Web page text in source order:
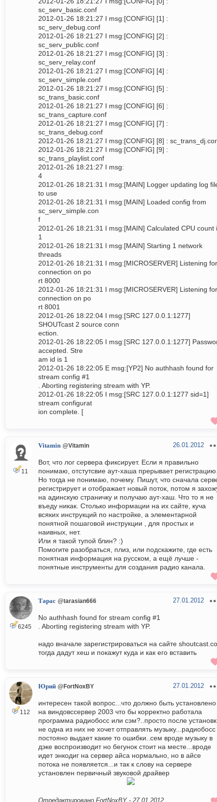
sc_serv_basic.conf
2012-01-26 18:21:27 I msg:[CONFIG] [1] :
sc_serv_debug.conf
2012-01-26 18:21:27 I msg:[CONFIG] [2] :
sc_serv_public.conf
2012-01-26 18:21:27 I msg:[CONFIG] [3] :
sc_serv_relay.conf
2012-01-26 18:21:27 I msg:[CONFIG] [4] :
sc_serv_simple.conf
2012-01-26 18:21:27 I msg:[CONFIG] [5] :
sc_trans_basic.conf
2012-01-26 18:21:27 I msg:[CONFIG] [6] :
sc_trans_capture.conf
2012-01-26 18:21:27 I msg:[CONFIG] [7] :
sc_trans_debug.conf
2012-01-26 18:21:27 I msg:[CONFIG] [8] :
2012-01-26 18:21:27 I msg:[CONFIG] [9] :
sc_trans_playlist.conf
2012-01-26 18:21:27 I msg:
4
2012-01-26 18:21:31 I msg:[MAIN] Logger updating log
to use
2012-01-26 18:21:31 I msg:[MAIN] Loaded config from
sc_serv_simple.con
f
2012-01-26 18:21:31 I msg:[MAIN] Calculated CPU count
1
2012-01-26 18:21:31 I msg:[MAIN] Starting 1 network
threads
2012-01-26 18:21:31 I msg:[MICROSERVER] Listening for
connection on po
rt 8000
2012-01-26 18:21:31 I msg:[MICROSERVER] Listening for
connection on po
rt 8001
2012-01-26 18:22:04 I msg:[SRC 127.0.0.1:1277]
SHOUTcast 2 source conn
ection.
2012-01-26 18:22:05 I msg:[SRC 127.0.0.1:1277]
accepted. Stre
am id is 1
2012-01-26 18:22:05 E msg:[YP2] No authhash found for
stream config #1
. Aborting registering stream with YP.
2012-01-26 18:22:05 I msg:[SRC 127.0.0.1:1277 sid=1]
stream configurat
ion complete. [
11
Vitamin @Vitamin 26.01.2012
Вот, что лог сервера фиксирует. Если я правильно
понимаю, отстутсвие аут-хаша прерывает
Но тогда не понимаю, почему. Пишут, что сначала
регистрирует и отображает новый поток, потом я
на адинскую страничку и получаю аут-хаш. Что то я не
въеду никак. Столько информации на их сайте, куча
всяких инструкций по настройке, а элементарной
понятной пошаговой инструкции , для простых и
наивных, нет.
Или я такой тупой блин? :)
Помогите разобраться, плиз, или подскажите, где есть
понятная информация на русском, а ещё лучше -
понятные инструменты для создания радио канала.
6245
Тарас @tarasian666 27.01.2012
No authhash found for stream config #1
. Aborting registering stream with YP.
надо вначале зарегистрироваться на сайте
тогда дадут хеш и покажут куда и как его вставить
112
Юрий @FortNoxBY 27.01.2012
интересен такой вопрос...что должно быть установлено
на виндовссервер 2003 что бы корректно работала
программа радиобосс или сэм?..просто после
не одна из них не хочет отправлять музыку...радиобосс
постояно выдает какие то ошибки..сем вроде музыку в
дэке воспроизводит но бегунок стоит на месте...вроде
идет энкодиг на сервер айса нормально, но в айсе
потока не появляется...и так к слову на сервере
установлен первичный звуковой драйвер
Отредактировано FortNoxBY - 27.01.2012